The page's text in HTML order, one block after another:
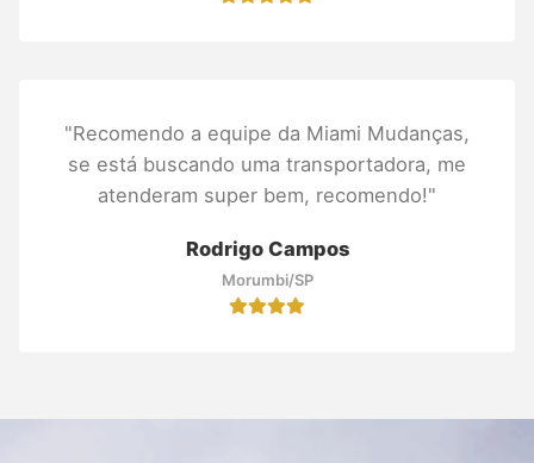
"Recomendo a equipe da Miami Mudanças,
se está buscando uma transportadora, me
atenderam super bem, recomendo!"
Rodrigo Campos
Morumbi/SP